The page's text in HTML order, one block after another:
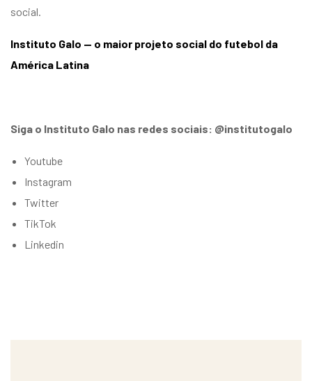
social.
Instituto Galo — o maior projeto social do futebol da
América Latina
Siga o Instituto Galo nas redes sociais: @institutogalo
Youtube
Instagram
Twitter
TikTok
Linkedin